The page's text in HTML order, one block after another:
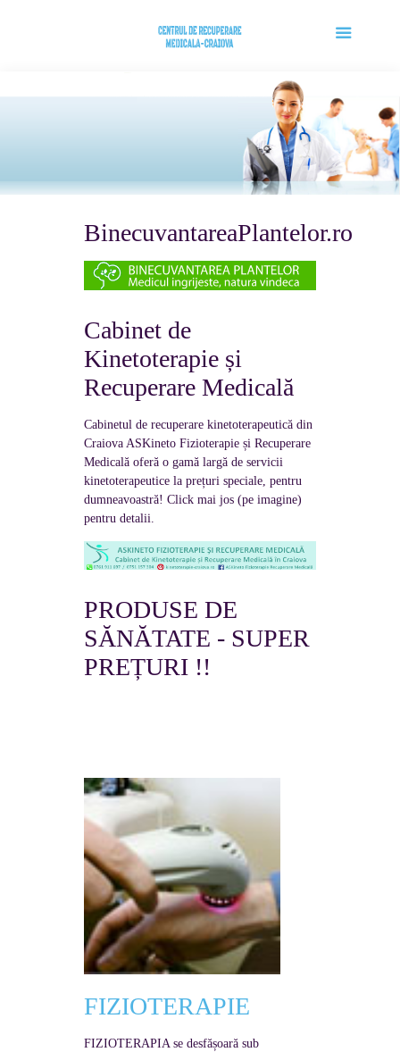
BinecuvantareaPlantelor.ro
Cabinet de
Kinetoterapie și
Recuperare Medicală
Cabinetul de recuperare kinetoterapeutică din
Craiova ASKineto Fizioterapie și Recuperare
Medicală oferă o gamă largă de servicii
kinetoterapeutice la prețuri speciale, pentru
dumneavoastră! Click mai jos (pe imagine)
pentru detalii.
PRODUSE DE
SĂNĂTATE - SUPER
PREȚURI !!
FIZIOTERAPIE
FIZIOTERAPIA se desfășoară sub